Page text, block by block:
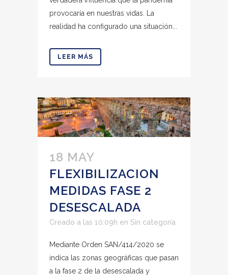
provocaría en nuestras vidas. La
realidad ha configurado una situación...
LEER MÁS
18 MAY
FLEXIBILIZACION
MEDIDAS FASE 2
DESESCALADA
Creado a las 10:09h en Sin categoría
Mediante Orden SAN/414/2020 se
indica las zonas geográficas que pasan
a la fase 2 de la desescalada y